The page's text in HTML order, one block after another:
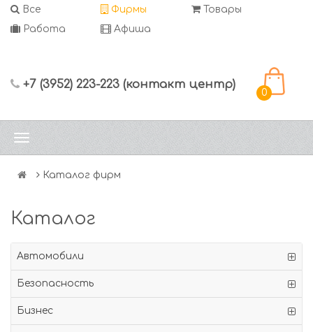
Все Фирмы
Товары
Работа
Афиша
+7 (3952) 223-223 (контакт центр)
0
Каталог фирм
Каталог
Автомобили
Безопасность
Бизнес